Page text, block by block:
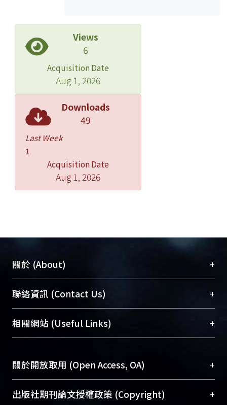
們使用誤差修正模型（error
correction model）來探討金融發展對
響，結果證明金融發展對經濟成長有正
面效果。接下來則是進行金融發展與國
投資率的實證分析，我們所得到的結果
是兩者成正向變動關係。
Views
6
Acquisition Date
Aug 1, 2026
Downloads
49
Last Week
1
Acquisition Date
Aug 1, 2026
關於 (About) +
臺大位居世界頂尖大學之列，為永久珍藏及向國際
展現本校豐碩的研究成果及學術能量，圖書館整合
機構典藏（NTUR）與學術庫（AH）不同功能平
台，成為臺大學術典藏NTU scholars。期能整合研
成果。
To permanently archive and promote researcher
profiles and scholarly works, Library integrates the
聯絡資訊 (Contact Us) +
總館學科館員(Main Library)
醫學圖書館學科館員(Medical Library)
Sciences Library)
相關網站 (Useful Links) +
關於開放取用 (Open Access, OA) +
開放取用是從使用者角度提升資訊取用性的社會運
出版社期刊論文授權政策 (Copyright) +